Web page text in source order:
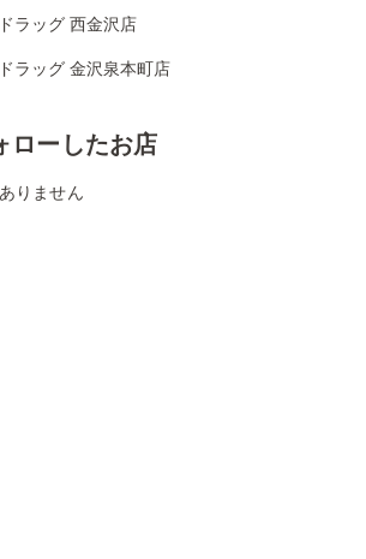
ラッグ 西金沢店
ラッグ 金沢泉本町店
ローしたお店
りません